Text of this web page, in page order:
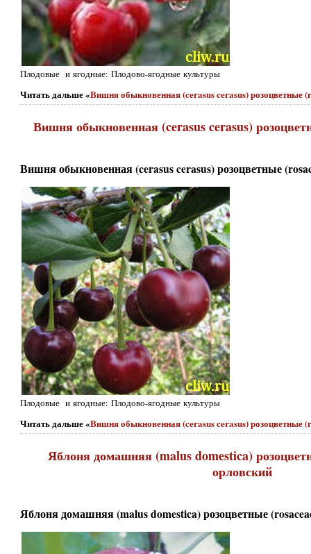
Плодовые и ягодные: Плодово-ягодные культуры
Читать дальше «Вишня обыкновенная (cerasus cerasus) розоцветные
Вишня обыкновенная (cerasus cerasus)
Вишня обыкновенная (cerasus cerasus) розоцветные
Плодовые и ягодные: Плодово-ягодные культуры
Читать дальше «Вишня обыкновенная (cerasus cerasus) розоцветные
Яблоня домашняя (malus domestica)
орловский
Яблоня домашняя (malus domestica) розоцветные